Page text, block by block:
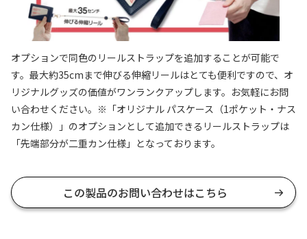
オプションで同色のリールストラップを追加することが可能で
す。最大約35cmまで伸びる伸縮リールはとても便利ですので、オ
リジナルグッズの価値がワンランクアップします。お気軽にお問
い合わせください。※「オリジナル パスケース（1ポケット・ナス
カン仕様）」のオプションとして追加できるリールストラップは
「先端部分が二重カン仕様」となっております。
この製品のお問い合わせはこちら